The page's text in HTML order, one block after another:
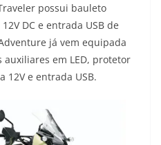
possui bauleto
DC e entrada USB de
já vem equipada
em LED, protetor
12V e entrada USB.